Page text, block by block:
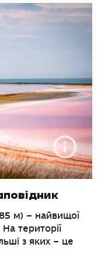
м) – найвищої
території
з яких – це